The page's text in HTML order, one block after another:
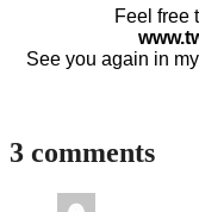
Feel free
See you again in
3 comments